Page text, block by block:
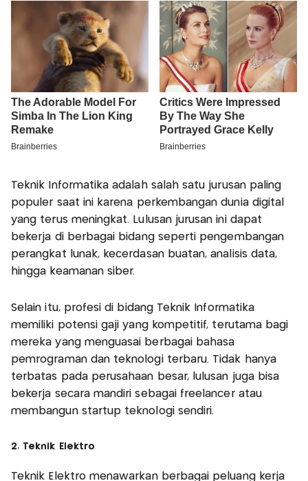
Teknik Informatika adalah salah satu jurusan paling
populer saat ini karena perkembangan dunia digital
yang terus meningkat. Lulusan jurusan ini dapat
bekerja di berbagai bidang seperti pengembangan
perangkat lunak, kecerdasan buatan, analisis data,
hingga keamanan siber.
Selain itu, profesi di bidang Teknik Informatika
memiliki potensi gaji yang kompetitif, terutama bagi
mereka yang menguasai berbagai bahasa
pemrograman dan teknologi terbaru. Tidak hanya
terbatas pada perusahaan besar, lulusan juga bisa
bekerja secara mandiri sebagai freelancer atau
membangun startup teknologi sendiri.
2. Teknik Elektro
Teknik Elektro menawarkan berbagai peluang kerja